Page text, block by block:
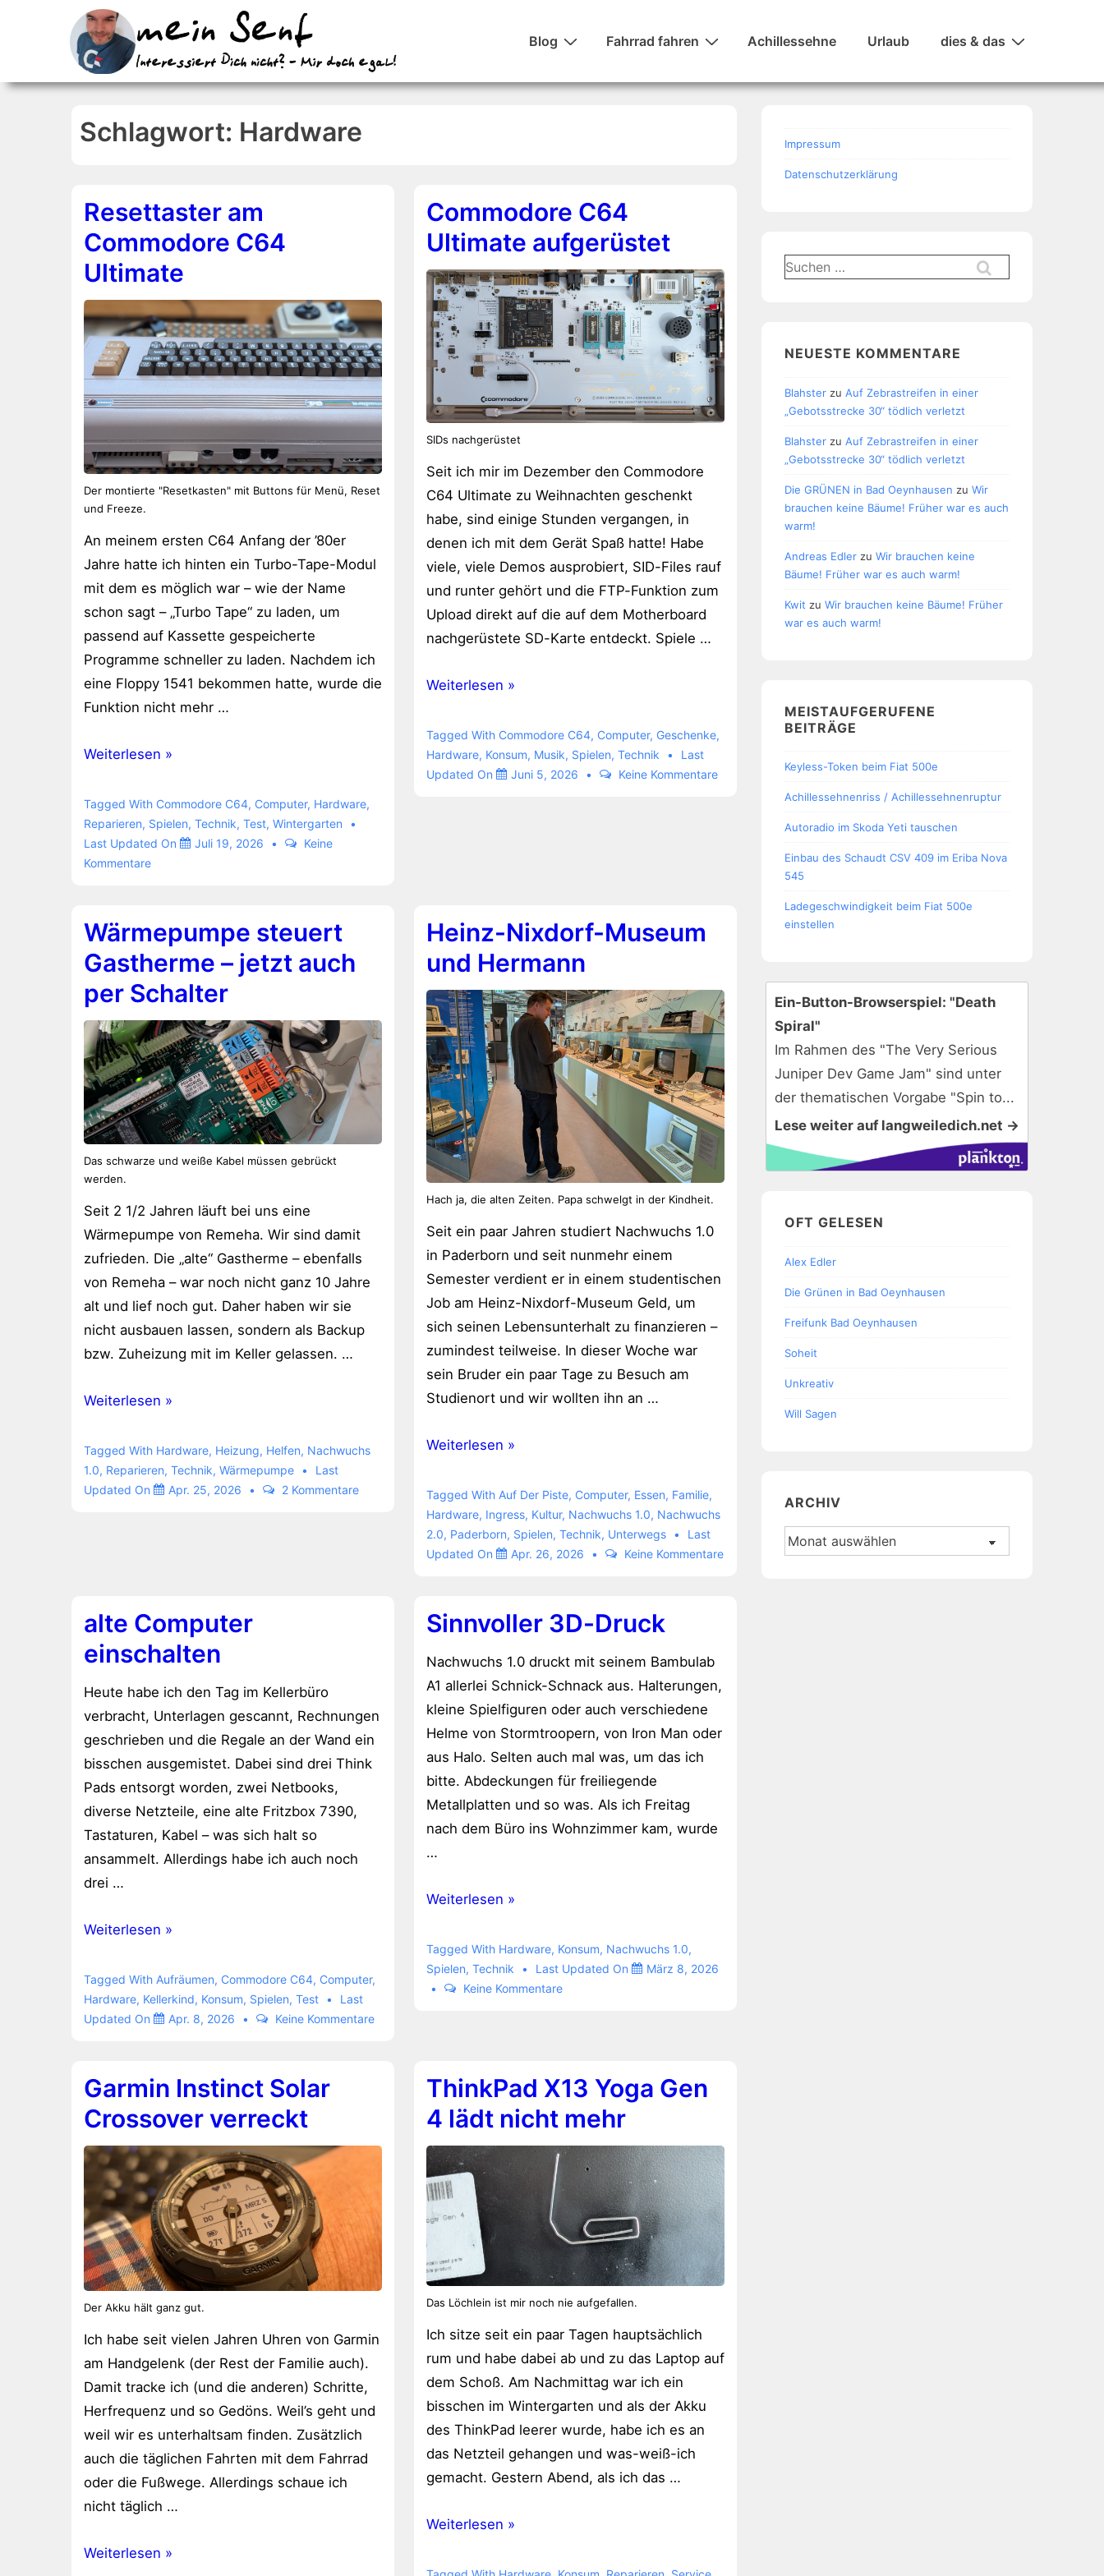
Hauptnavigation
Blog Fahrrad fahren Achillessehne Urlaub dies & das
Schlagwort: Hardware
Resettaster am
Commodore C64
Ultimate
Der montierte "Resetkasten" mit Buttons für Menü, Reset
und Freeze.
An meinem ersten C64 Anfang der ’80er
Jahre hatte ich hinten ein Turbo-Tape-Modul
mit dem es möglich war – wie der Name
schon sagt – „Turbo Tape“ zu laden, um
passend auf Kassette gespeicherte
Programme schneller zu laden. Nachdem ich
eine Floppy 1541 bekommen hatte, wurde die
Funktion nicht mehr …
Resettaster
Commodore
C64
Ultimate
Weiterlesen »
Tagged With Commodore C64, Computer, Hardware,
Reparieren, Spielen, Technik, Test, Wintergarten
Last Updated On
Juli 19, 2026
Keine
Kommentare
Commodore C64
Ultimate aufgerüstet
SIDs nachgerüstet
Seit ich mir im Dezember den Commodore
C64 Ultimate zu Weihnachten geschenkt
habe, sind einige Stunden vergangen, in
denen ich mit dem Gerät Spaß hatte! Habe
viele, viele Demos ausprobiert, SID-Files rauf
und runter gehört und die FTP-Funktion zum
Upload direkt auf die auf dem Motherboard
nachgerüstete SD-Karte entdeckt. Spiele …
Commodore
Ultimate
aufgerüstet
Weiterlesen »
Tagged With Commodore C64, Computer, Geschenke,
Hardware, Konsum, Musik, Spielen, Technik
Last
Updated On
Juni 5, 2026 Keine Kommentare
Wärmepumpe steuert
Gastherme – jetzt auch
per Schalter
Das schwarze und weiße Kabel müssen gebrückt
werden.
Seit 2 1/2 Jahren läuft bei uns eine
Wärmepumpe von Remeha. Wir sind damit
zufrieden. Die „alte“ Gastherme – ebenfalls
von Remeha – war noch nicht ganz 10 Jahre
alt und lief noch gut. Daher haben wir sie
nicht ausbauen lassen, sondern als Backup
bzw. Zuheizung mit im Keller gelassen. …
Wärmepumpe
Gastherme
–
jetzt
Weiterlesen »
Tagged With Hardware, Heizung, Helfen, Nachwuchs
1.0, Reparieren, Technik, Wärmepumpe
Last
Updated On
Apr. 25, 2026 2 Kommentare
Heinz-Nixdorf-Museum
und Hermann
Hach ja, die alten Zeiten. Papa schwelgt in der Kindheit.
Seit ein paar Jahren studiert Nachwuchs 1.0
in Paderborn und seit nunmehr einem
Semester verdient er in einem studentischen
Job am Heinz-Nixdorf-Museum Geld, um
sich seinen Lebensunterhalt zu finanzieren –
zumindest teilweise. In dieser Woche war
sein Bruder ein paar Tage zu Besuch am
Studienort und wir wollten ihn an …
Heinz-
Museum
und
Hermann
Weiterlesen »
Tagged With Auf Der Piste, Computer, Essen, Familie,
Hardware, Ingress, Kultur, Nachwuchs 1.0, Nachwuchs
2.0, Paderborn, Spielen, Technik, Unterwegs
Last
Updated On
Apr. 26, 2026 Keine Kommentare
alte Computer
einschalten
Heute habe ich den Tag im Kellerbüro
verbracht, Unterlagen gescannt, Rechnungen
geschrieben und die Regale an der Wand ein
bisschen ausgemistet. Dabei sind drei Think
Pads entsorgt worden, zwei Netbooks,
diverse Netzteile, eine alte Fritzbox 7390,
Tastaturen, Kabel – was sich halt so
ansammelt. Allerdings habe ich auch noch
drei …
alte
einschalten
Weiterlesen »
Tagged With Aufräumen, Commodore C64, Computer,
Hardware, Kellerkind, Konsum, Spielen, Test
Last
Updated On
Apr. 8, 2026 Keine Kommentare
Sinnvoller 3D-Druck
Nachwuchs 1.0 druckt mit seinem Bambulab
A1 allerlei Schnick-Schnack aus. Halterungen,
kleine Spielfiguren oder auch verschiedene
Helme von Stormtroopern, von Iron Man oder
aus Halo. Selten auch mal was, um das ich
bitte. Abdeckungen für freiliegende
Metallplatten und so was. Als ich Freitag
nach dem Büro ins Wohnzimmer kam, wurde
…
Sinnvoller
Druck
Weiterlesen »
Tagged With Hardware, Konsum, Nachwuchs 1.0,
Spielen, Technik Last Updated On
März 8, 2026
Keine Kommentare
Garmin Instinct Solar
Crossover verreckt
Der Akku hält ganz gut.
Ich habe seit vielen Jahren Uhren von Garmin
am Handgelenk (der Rest der Familie auch).
Damit tracke ich (und die anderen) Schritte,
Herfrequenz und so Gedöns. Weil’s geht und
weil wir es unterhaltsam finden. Zusätzlich
auch die täglichen Fahrten mit dem Fahrrad
oder die Fußwege. Allerdings schaue ich
nicht täglich …
Garmin
Weiterlesen »
ThinkPad X13 Yoga Gen
4 lädt nicht mehr
Das Löchlein ist mir noch nie aufgefallen.
Ich sitze seit ein paar Tagen hauptsächlich
rum und habe dabei ab und zu das Laptop auf
dem Schoß. Am Nachmittag war ich ein
bisschen im Wintergarten und als der Akku
des ThinkPad leerer wurde, habe ich es an
das Netzteil gehangen und was-weiß-ich
gemacht. Gestern Abend, als ich das …
ThinkPad
Yoga
Weiterlesen »
Impressum
Datenschutzerklärung
Suchen
nach:
NEUESTE KOMMENTARE
Blahster zu Auf Zebrastreifen in einer
„Gebotsstrecke 30“ tödlich verletzt
Blahster zu Auf Zebrastreifen in einer
„Gebotsstrecke 30“ tödlich verletzt
Die GRÜNEN in Bad Oeynhausen zu Wir
brauchen keine Bäume! Früher war es auch
warm!
Andreas Edler zu Wir brauchen keine
Bäume! Früher war es auch warm!
Kwit zu Wir brauchen keine Bäume! Früher
war es auch warm!
MEISTAUFGERUFENE
BEITRÄGE
Keyless-Token beim Fiat 500e
Achillessehnenriss / Achillessehnenruptur
Autoradio im Skoda Yeti tauschen
Einbau des Schaudt CSV 409 im Eriba Nova
545
Ladegeschwindigkeit beim Fiat 500e
einstellen
Ein-Button-Browserspiel: "Death
Spiral"
Im Rahmen des "The Very Serious
Juniper Dev Game Jam" sind unter
der thematischen Vorgabe "Spin to...
Lese weiter auf langweiledich.net →
OFT GELESEN
Alex Edler
Die Grünen in Bad Oeynhausen
Freifunk Bad Oeynhausen
Soheit
Unkreativ
Will Sagen
ARCHIV
Archiv